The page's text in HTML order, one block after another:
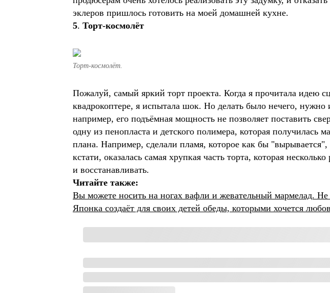
эклеров пришлось готовить на моей домашней кухне.
5. Торт-космолёт
Торт-космолёт.
Пожалуй, самый яркий торт проекта. Когда я прочитала идею
квадрокоптере, я испытала шок. Но делать было нечего,
например, его подъёмная мощность не позволяет поставить
одну из пенопласта и детского полимера, которая
плана. Например, сделали пламя, которое как бы "вырывается",
кстати, оказалась самая хрупкая часть торта, которая
и восстанавливать.
Читайте также:
Вы можете носить на ногах вафли и жевательный мармелад. Не
Японка создаёт для своих детей обеды, которыми хочется